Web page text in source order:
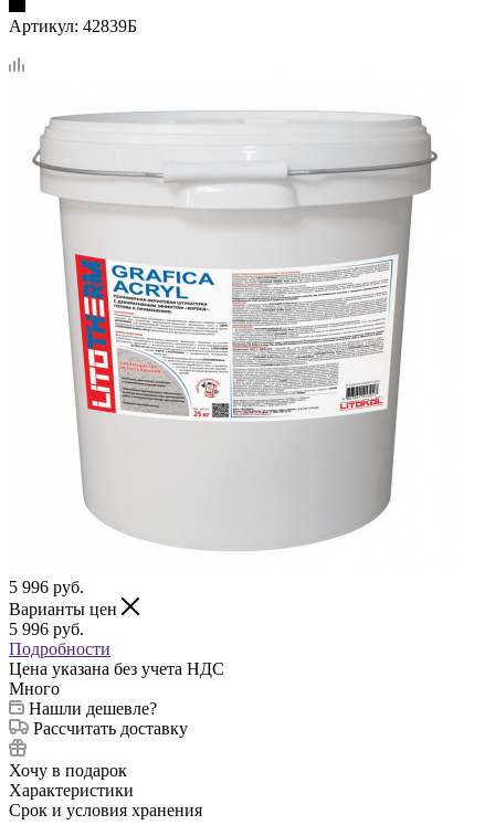
Артикул: 42839Б
5 996 руб.
Варианты цен
5 996 руб.
Подробности
Цена указана без учета НДС
Много
Нашли дешевле?
Рассчитать доставку
Хочу в подарок
Характеристики
Срок и условия хранения